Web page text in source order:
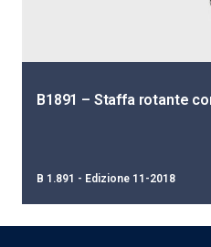
B1891 – Staffa rotante
B 1.891 - Edizione 11-2018